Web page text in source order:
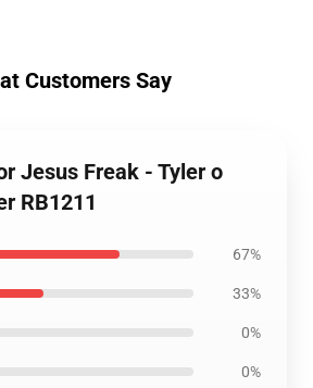
Customers Say
Jesus Freak - Tyler o
RB1211
67%
33%
0%
0%